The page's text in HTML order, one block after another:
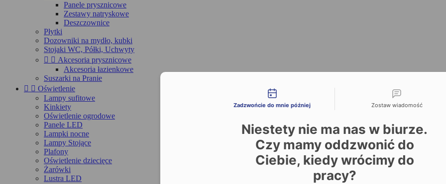
Panele prysznicowe
Zestawy natryskowe
Deszczownice
Płytki
Dozowniki na mydło, kubki
Stojaki WC, Półki, Uchwyty
  Akcesoria prysznicowe
Akcesoria łazienkowe
Suszarki na Pranie
  Oświetlenie
Lampy sufitowe
Kinkiety
Oświetlenie ogrodowe
Panele LED
Lampki nocne
Lampy Stojące
Plafony
Oświetlenie dziecięce
Żarówki
Lustra LED
Możliwości kontaktu
Zadzwońcie do mnie później Zostaw wiadomość
Niestety nie ma nas w biurze.
Czy mamy oddzwonić do
Ciebie, kiedy wrócimy do
pracy?